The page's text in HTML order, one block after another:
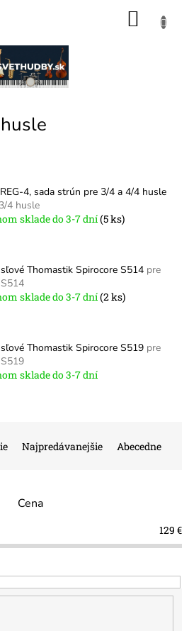
4, sada strún pre 3/4 a 4/4 husle
4 husle
sklade do 3-7 dní(5 ks)
Thomastik Spirocore S514 pre
sklade do 3-7 dní(2 ks)
Thomastik Spirocore S519 pre
sklade do 3-7 dní
Najpredávanejšie Abecedne
Cena
129 €